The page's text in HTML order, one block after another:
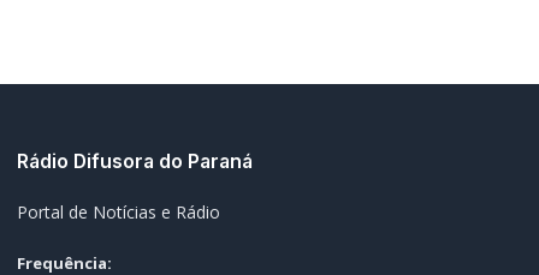
Rádio Difusora do Paraná
Portal de Notícias e Rádio
Frequência: